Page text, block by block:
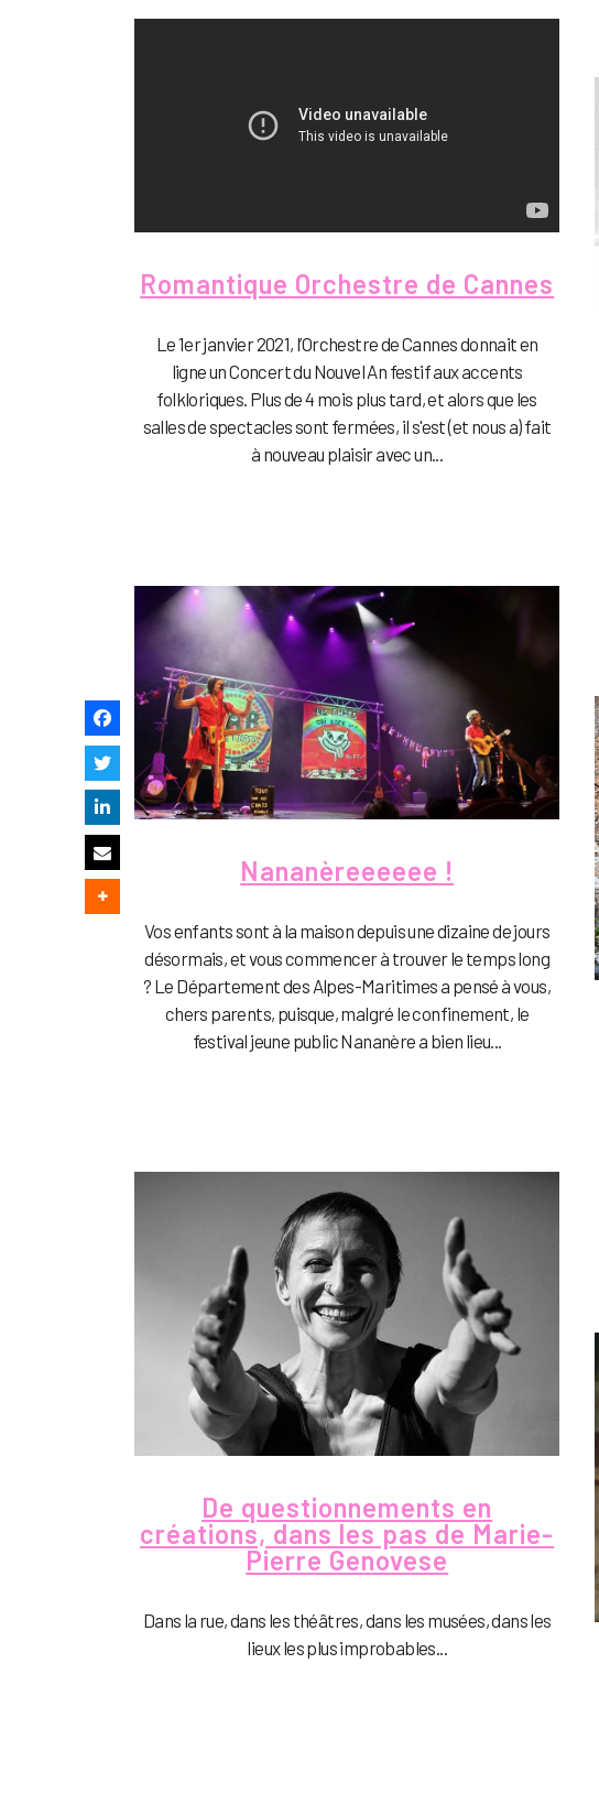
Romantique Orchestre de Cannes
Le 1er janvier 2021, l’Orchestre de Cannes donnait en
ligne un Concert du Nouvel An festif aux accents
folkloriques. Plus de 4 mois plus tard, et alors que les
salles de spectacles sont fermées, il s'est (et nous a) fait
à nouveau plaisir avec un...
Nananèreeeeee !
Vos enfants sont à la maison depuis une dizaine de jours
désormais, et vous commencer à trouver le temps long
? Le Département des Alpes-Maritimes a pensé à vous,
chers parents, puisque, malgré le confinement, le
festival jeune public Nananère a bien lieu...
De questionnements en
créations, dans les pas de Marie-
Pierre Genovese
Dans la rue, dans les théâtres, dans les musées, dans les
lieux les plus improbables...